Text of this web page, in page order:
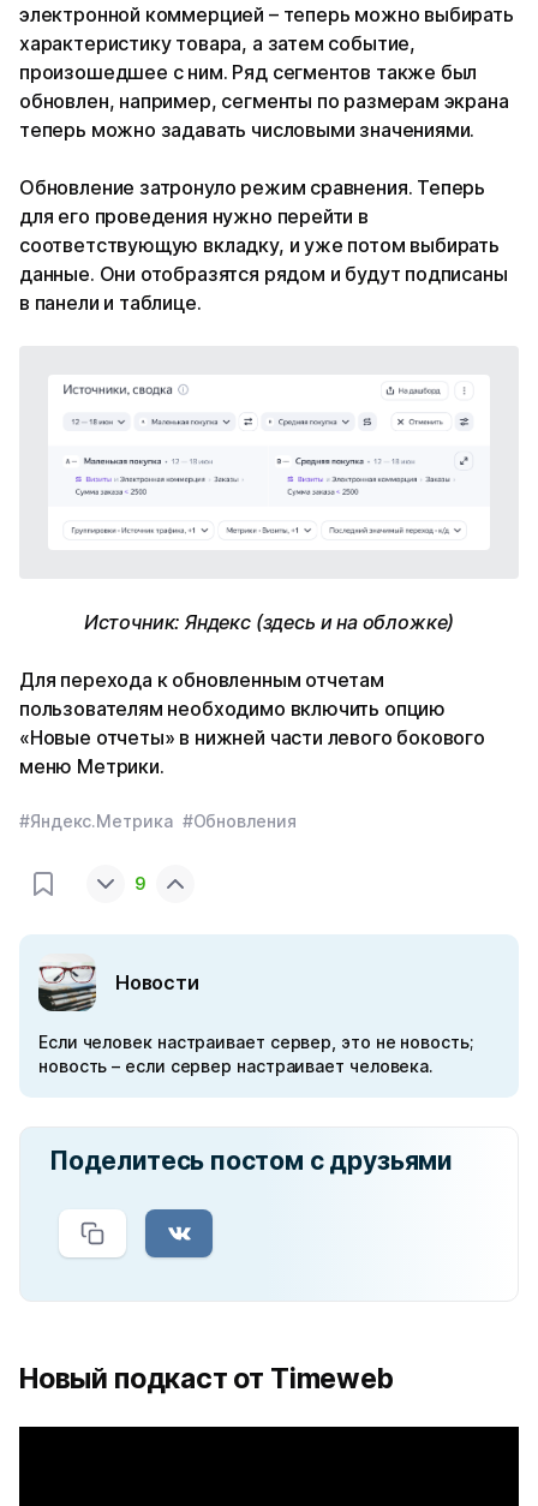
электронной коммерцией – теперь можно выбирать
характеристику товара, а затем событие,
произошедшее с ним. Ряд сегментов также был
обновлен, например, сегменты по размерам экрана
теперь можно задавать числовыми значениями.
Обновление затронуло режим сравнения. Теперь
для его проведения нужно перейти в
соответствующую вкладку, и уже потом выбирать
данные. Они отобразятся рядом и будут подписаны
в панели и таблице.
Источник: Яндекс (здесь и на обложке)
Для перехода к обновленным отчетам
пользователям необходимо включить опцию
«Новые отчеты» в нижней части левого бокового
меню Метрики.
#Яндекс.Метрика #Обновления
9
Новости
Если человек настраивает сервер, это не новость;
новость – если сервер настраивает человека.
Поделитесь постом с друзьями
Новый подкаст от Timeweb